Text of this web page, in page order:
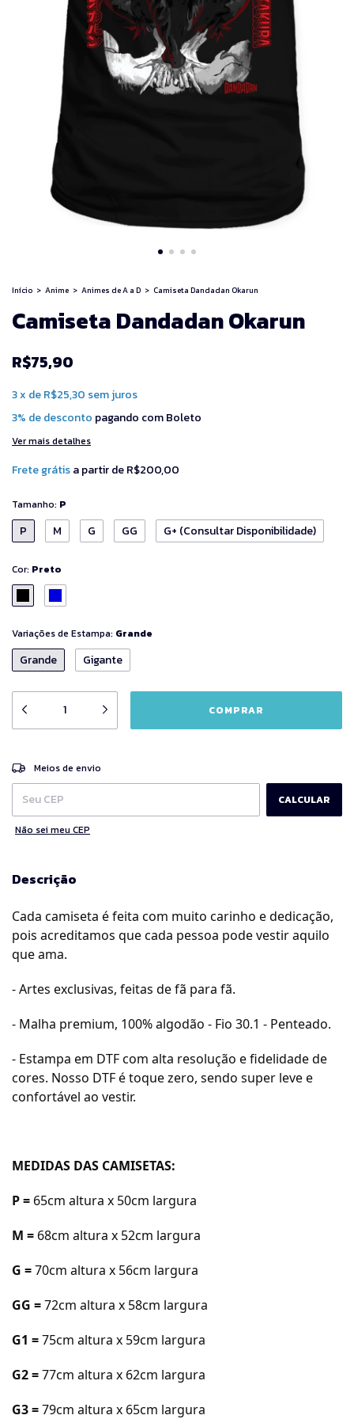
Início > Anime > Animes de A a D > Camiseta Dandadan Okarun
Camiseta Dandadan Okarun
R$75,90
3x deR$25,30 sem juros
3% de desconto pagando com Boleto
Ver mais detalhes
Frete grátisa partir deR$200,00
Tamanho: P
P M G GG G+ (Consultar Disponibilidade)
Cor: Preto
Variações de Estampa: Grande
Grande Gigante
Entregas para o CEP:
Meios de envio
CALCULAR
Não sei meu CEP
Descrição
Cada camiseta é feita com muito carinho e dedicação,
pois acreditamos que cada pessoa pode vestir aquilo
que ama.
- Artes exclusivas, feitas de fã para fã.
- Malha premium, 100% algodão - Fio 30.1 - Penteado.
- Estampa em DTF com alta resolução e fidelidade de
cores. Nosso DTF é toque zero, sendo super leve e
confortável ao vestir.
MEDIDAS DAS CAMISETAS:
P = 65cm altura x 50cm largura
M = 68cm altura x 52cm largura
G =70cm altura x 56cm largura
GG =72cm altura x 58cm largura
G1 =75cm altura x 59cm largura
G2 =77cm altura x 62cm largura
G3 =79cm altura x 65cm largura